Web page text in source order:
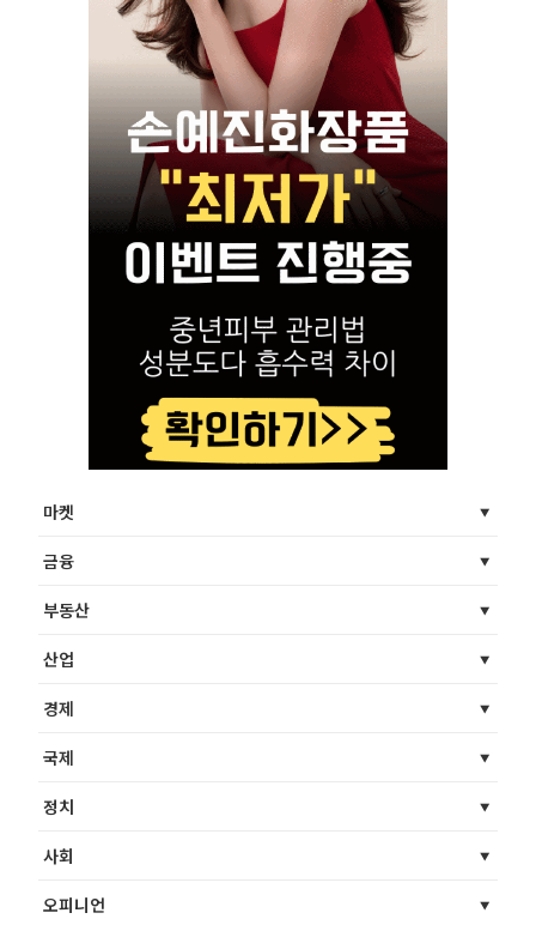
마켓
금융
부동산
산업
경제
국제
정치
사회
오피니언